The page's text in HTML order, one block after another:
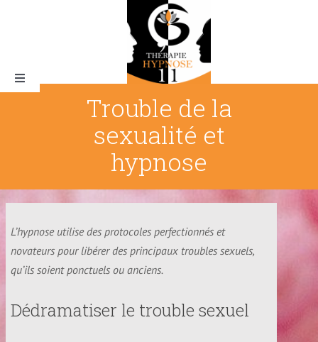
Toggle
Pourquoi thérapie hypnose 11
La magie de l’hypnose
Tarifs & rendez-vous
Trouble de la
sexualité et
hypnose
L’hypnose utilise des protocoles perfectionnés et
novateurs pour libérer des principaux troubles sexuels,
qu’ils soient ponctuels ou anciens.
Dédramatiser le trouble sexuel